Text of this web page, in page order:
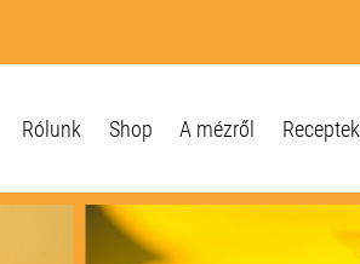
Rólunk Shop A mézről Receptek